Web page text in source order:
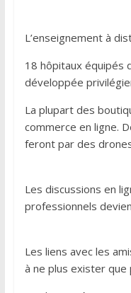
L’enseignement à
18 hôpitaux équipés
développée
La plupart des
commerce en ligne.
feront par des
Les discussions en
professionnels
Les liens avec les
à ne plus exister